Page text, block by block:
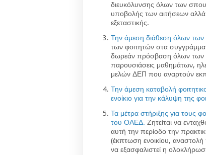
διευκόλυνσης όλων των
υποβολής των αιτήσεων αλλά
εξεταστικής.
Την άμεση διάθεση όλων των
των φοιτητών στα
δωρεάν πρόσβαση όλων των
παρουσιάσεις μαθημάτων,
μελών ΔΕΠ που αναρτούν
Την άμεση καταβολή
ενοίκιο για την κάλυψη της
Τα μέτρα στήριξης για τους
του ΟΑΕΔ. Ζητείται να
αυτή την περίοδο την
(έκπτωση ενοικίου,
να εξασφαλιστεί η